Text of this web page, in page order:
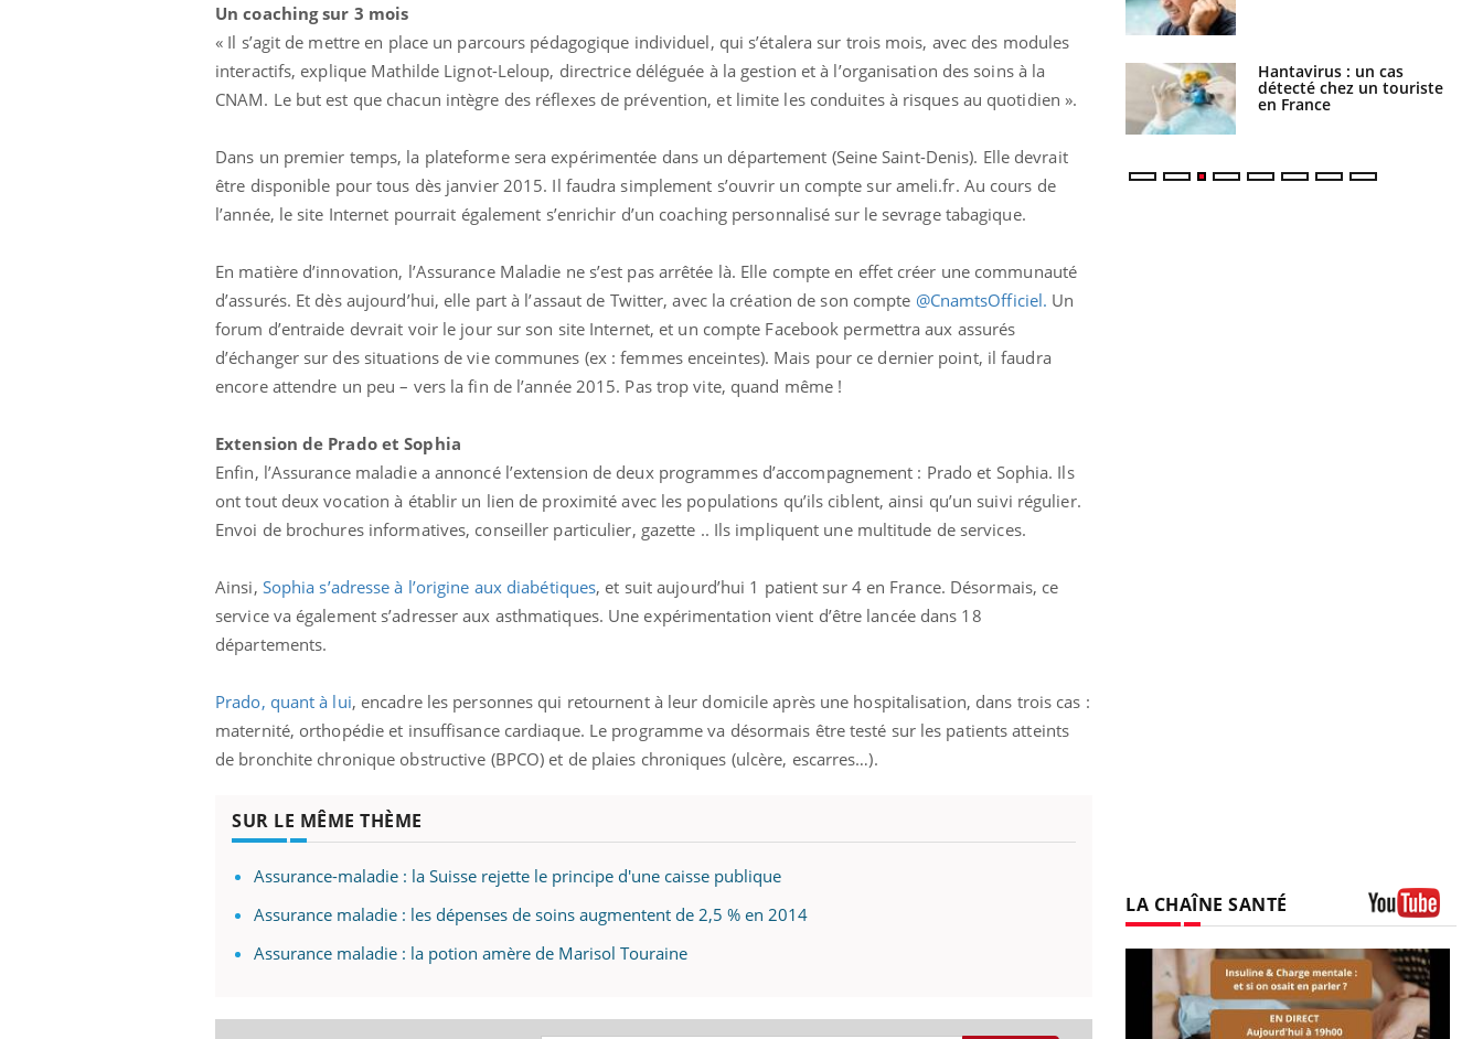
Un coaching sur 3 mois
« Il s’agit de mettre en place un parcours pédagogique individuel, qui s’étalera sur trois mois, avec des modules
interactifs, explique Mathilde Lignot-Leloup, directrice déléguée à la gestion et à l’organisation des soins à la
CNAM. Le but est que chacun intègre des réflexes de prévention, et limite les conduites à risques au quotidien ».
Dans un premier temps, la plateforme sera expérimentée dans un département (Seine Saint-Denis). Elle devrait
être disponible pour tous dès janvier 2015. Il faudra simplement s’ouvrir un compte sur ameli.fr. Au cours de
l’année, le site Internet pourrait également s’enrichir d’un coaching personnalisé sur le sevrage tabagique.
En matière d’innovation, l’Assurance Maladie ne s’est pas arrêtée là. Elle compte en effet créer une communauté
d’assurés. Et dès aujourd’hui, elle part à l’assaut de Twitter, avec la création de son compte @CnamtsOfficiel. Un
forum d’entraide devrait voir le jour sur son site Internet, et un compte Facebook permettra aux assurés
d’échanger sur des situations de vie communes (ex : femmes enceintes). Mais pour ce dernier point, il faudra
encore attendre un peu – vers la fin de l’année 2015. Pas trop vite, quand même !
Extension de Prado et Sophia
Enfin, l’Assurance maladie a annoncé l’extension de deux programmes d’accompagnement : Prado et Sophia. Ils
ont tout deux vocation à établir un lien de proximité avec les populations qu’ils ciblent, ainsi qu’un suivi régulier.
Envoi de brochures informatives, conseiller particulier, gazette .. Ils impliquent une multitude de services.
Ainsi, Sophia s’adresse à l’origine aux diabétiques, et suit aujourd’hui 1 patient sur 4 en France. Désormais, ce
service va également s’adresser aux asthmatiques. Une expérimentation vient d’être lancée dans 18
départements.
Prado, quant à lui, encadre les personnes qui retournent à leur domicile après une hospitalisation, dans trois cas :
maternité, orthopédie et insuffisance cardiaque. Le programme va désormais être testé sur les patients atteints
de bronchite chronique obstructive (BPCO) et de plaies chroniques (ulcère, escarres…).
SUR LE MÊME THÈME
Assurance-maladie : la Suisse rejette le principe d'une caisse publique
Assurance maladie : les dépenses de soins augmentent de 2,5 % en 2014
Assurance maladie : la potion amère de Marisol Touraine
Éclipse solaire du 12 août
: “Des verres adaptés,
c'est indispensable pour
Bébés, jeunes enfants :
pharmacie pour les
Hantavirus : un cas
détecté chez un touriste
en France
LA CHAÎNE SANTÉ